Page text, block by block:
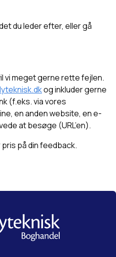
du leder efter, eller gå
vi meget gerne rette fejlen.
og inkluder gerne
(f.eks. via vores
en anden website, en e-
at besøge (URL’en).
på din feedback.